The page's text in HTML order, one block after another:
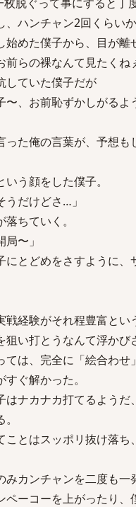
、ハンチャン2回くらいか
始めた僕子から、目が離
前らの裸なんて見たくね
していた僕子だが
〜、お前恥ずかしがる
った俺の言葉が、予想も
う顔をした僕子。
うだけどさ…」
ちていく。
局〜」
にとどめをさすように、
戦経験がそれ程豊富とい
狙い打とうなんて浮かび
ては、完全に「絵合わせ
ぐ解かった。
はナカナカ打てるようだ
ことはスッポリ抜け落
カンチャンを二度も一
ペーコーを上がったり、